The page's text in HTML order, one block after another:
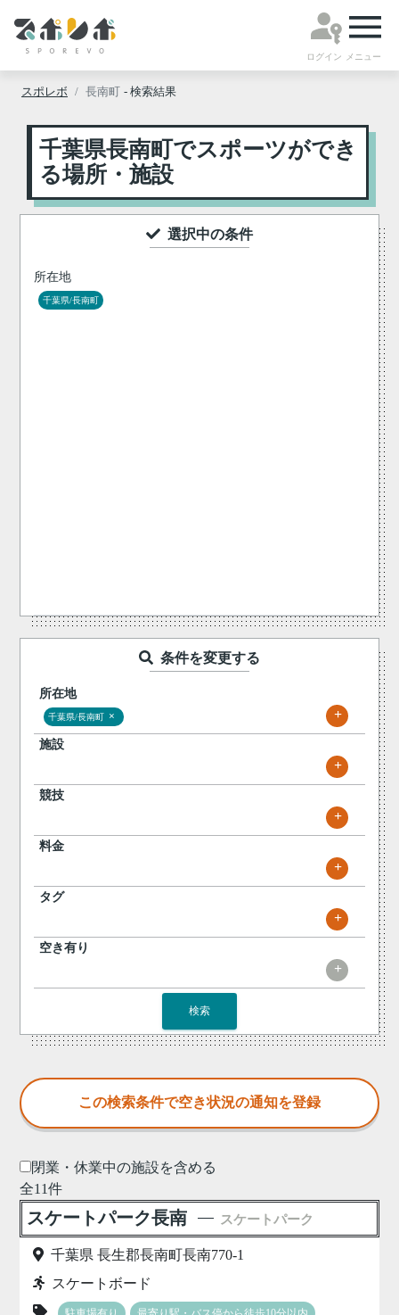
ログイン メニュー
スポレボ 長南町 - 検索結果
千葉県長南町でスポーツができ
る場所・施設
閉業・休業中の施設を含める
全11件
スケートパーク長南 スケートパーク
千葉県 長生郡長南町長南770-1
スケートボード
選択中の条件
所在地
千葉県/長南町
条件を変更する
所在地
千葉県/長南町 × +
施設
+
競技
+
料金
+
タグ
+
空き有り
+
検索